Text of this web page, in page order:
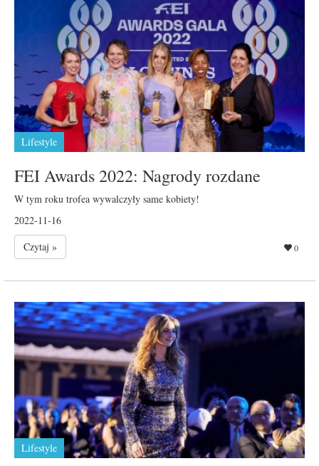
Lifestyle
FEI Awards 2022: Nagrody rozdane
W tym roku trofea wywalczyły same kobiety!
2022-11-16
Czytaj »
0
Lifestyle